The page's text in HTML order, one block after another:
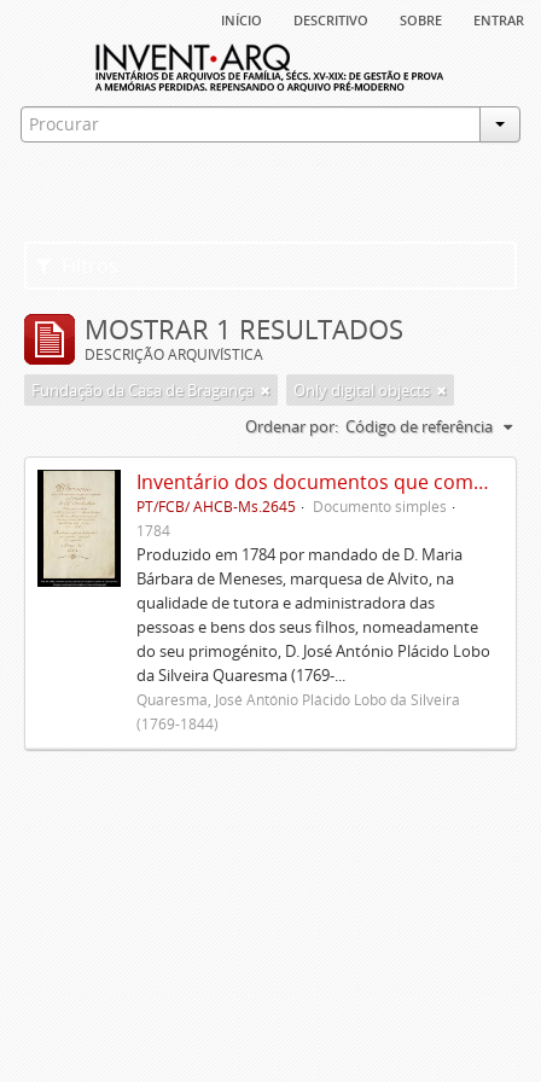
início descritivo sobre entrar
MOSTRAR 1 RESULTADOS
DESCRIÇÃO ARQUIVÍSTICA
Fundação da Casa de Bragança
Only digital objects
Ordenar por: Código de referência
Inventário dos documentos que compõem o cartório da Casa de Alvito
PT/FCB/ AHCB-Ms.2645
Documento simples
1784
Produzido em 1784 por mandado de D. Maria
Bárbara de Meneses, marquesa de Alvito, na
qualidade de tutora e administradora das
pessoas e bens dos seus filhos, nomeadamente
do seu primogénito, D. José António Plácido Lobo
da Silveira Quaresma (1769-...
Quaresma, José António Plácido Lobo da Silveira
(1769-1844)